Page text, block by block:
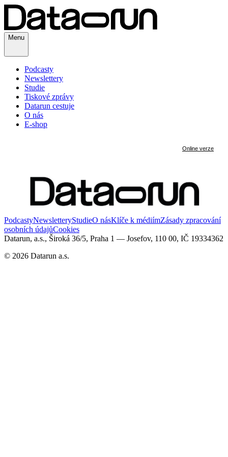
Menu
Podcasty
Newslettery
Studie
Tiskové zprávy
Datarun cestuje
O nás
E-shop
PodcastyNewsletteryStudieO násKlíče k médiímZásady zpracování
osobních údajůCookies
Datarun, a.s., Široká 36/5, Praha 1 — Josefov, 110 00, IČ 19334362
© 2026 Datarun a.s.